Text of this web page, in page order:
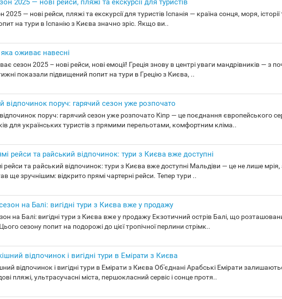
2025 — нові рейси, пляжі та екскурсії для туристів
2025 — нові рейси, пляжі та екскурсії для туристів Іспанія — країна сонця, моря,
на тури в Іспанію з Києва значно зріс. Якщо ви..
яка оживає навесні
сезон 2025 – нові рейси, нові емоції! Греція знову в центрі уваги мандрівників — з
показали підвищений попит на тури в Грецію з Києва, ..
відпочинок поруч: гарячий сезон уже розпочато
поруч: гарячий сезон уже розпочато Кіпр — це поєднання європейського
для українських туристів з прямими перельотами, комфортним кліма..
рейси та райський відпочинок: тури з Києва вже доступні
та райський відпочинок: тури з Києва вже доступні Мальдіви — це не лише
ще зручнішим: відкрито прямі чартерні рейси. Тепер тури ..
на Балі: вигідні тури з Києва вже у продажу
на Балі: вигідні тури з Києва вже у продажу Екзотичний острів Балі, що
сезону попит на подорожі до цієї тропічної перлини стрімк..
відпочинок і вигідні тури в Емірати з Києва
відпочинок і вигідні тури в Емірати з Києва Об'єднані Арабські Емірати
пляжі, ультрасучасні міста, першокласний сервіс і сонце протя..